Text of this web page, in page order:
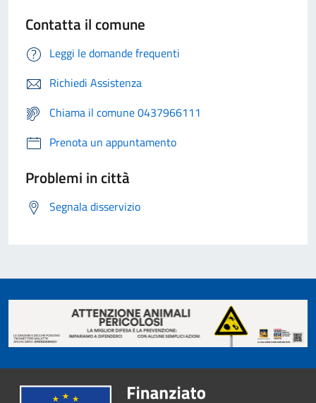
Contatta il comune
Leggi le domande frequenti
Richiedi Assistenza
Chiama il comune 0437966111
Prenota un appuntamento
Problemi in città
Segnala disservizio